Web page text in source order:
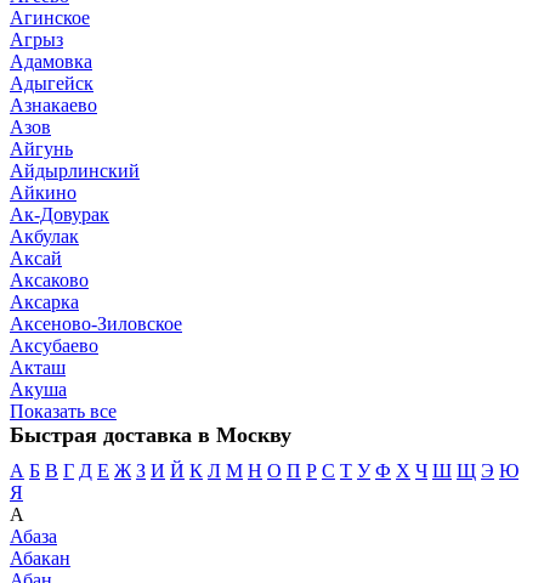
Агинское
Агрыз
Адамовка
Адыгейск
Азнакаево
Азов
Айгунь
Айдырлинский
Айкино
Ак-Довурак
Акбулак
Аксай
Аксаково
Аксарка
Аксеново-Зиловское
Аксубаево
Акташ
Акуша
Показать все
Быстрая доставка в Москву
А Б В Г Д Е Ж З И Й К Л М Н О П Р С Т У Ф Х Ч Ш Щ Э Ю
Я
А
Абаза
Абакан